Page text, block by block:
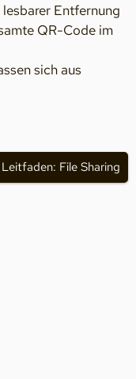
Entfernung
QR-Code im
sich aus
File Sharing